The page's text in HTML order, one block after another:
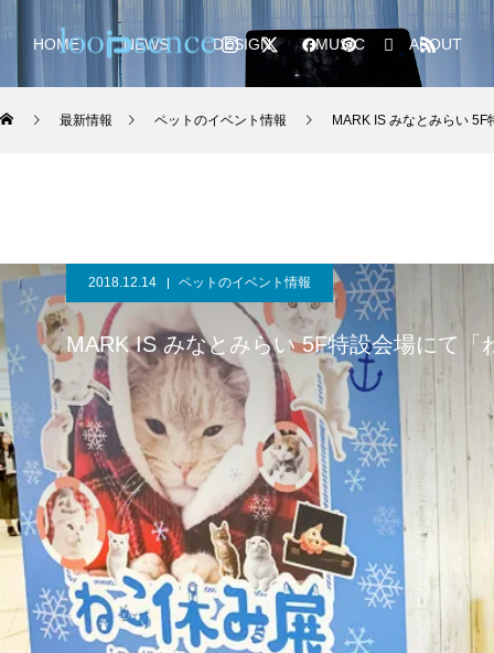
HOME NEWS DESIGN MUSIC ABOUT
最新情報 ペットのイベント情報 MARK IS みなとみらい
2018.12.14 ペットのイベント情報
MARK IS みなとみらい 5F特設会場にて